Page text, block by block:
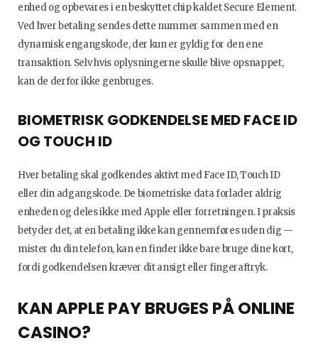
enhed og opbevares i en beskyttet chip kaldet Secure Element.
Ved hver betaling sendes dette nummer sammen med en
dynamisk engangskode, der kun er gyldig for den ene
transaktion. Selv hvis oplysningerne skulle blive opsnappet,
kan de derfor ikke genbruges.
BIOMETRISK GODKENDELSE MED FACE ID
OG TOUCH ID
Hver betaling skal godkendes aktivt med Face ID, Touch ID
eller din adgangskode. De biometriske data forlader aldrig
enheden og deles ikke med Apple eller forretningen. I praksis
betyder det, at en betaling ikke kan gennemføres uden dig —
mister du din telefon, kan en finder ikke bare bruge dine kort,
fordi godkendelsen kræver dit ansigt eller fingeraftryk.
KAN APPLE PAY BRUGES PÅ ONLINE
CASINO?